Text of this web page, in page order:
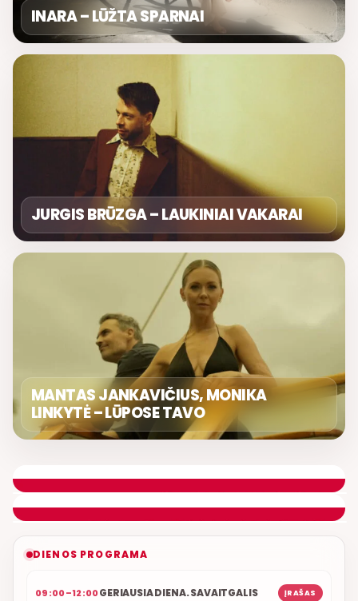
INARA – LŪŽTA SPARNAI
JURGIS BRŪZGA – LAUKINIAI VAKARAI
MANTAS JANKAVIČIUS, MONIKA
LINKYTĖ – LŪPOSE TAVO
DIENOS PROGRAMA
09:00–12:00GERIAUSIA DIENA. SAVAITGALIS ĮRAŠAS